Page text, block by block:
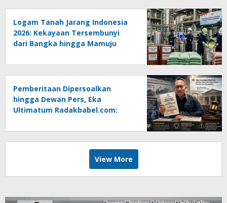
Logam Tanah Jarang Indonesia
2026: Kekayaan Tersembunyi
dari Bangka hingga Mamuju
Pemberitaan Dipersoalkan
hingga Dewan Pers, Eka
Ultimatum Radakbabel.com:
Tempuh Jalur Hukum
View More